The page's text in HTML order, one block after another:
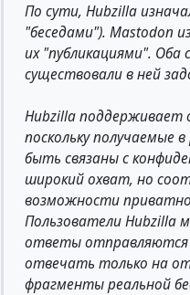
По сути, Hubzilla
"беседами"). Mastodon
их "публикациями".
существовали в ней
Hubzilla поддерживает
поскольку получаемые
быть связаны с
широкий охват, но
возможности
Пользователи Hubzilla
ответы отправляются
отвечать только на
фрагменты реальной